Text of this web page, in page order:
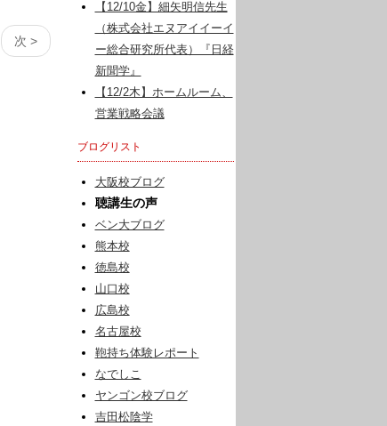
次 >
【12/10金】細矢明信先生
（株式会社エヌアイイーイ
ー総合研究所代表）『日経
新聞学』
【12/2木】ホームルーム、
営業戦略会議
ブログリスト
大阪校ブログ
聴講生の声
ベン大ブログ
熊本校
徳島校
山口校
広島校
名古屋校
鞄持ち体験レポート
なでしこ
ヤンゴン校ブログ
吉田松陰学